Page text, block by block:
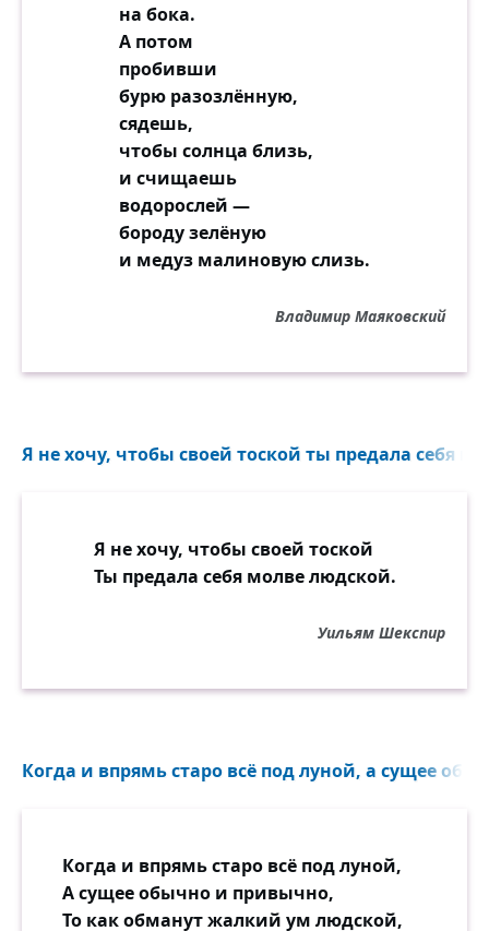
на бока.
А потом
пробивши
бурю разозлённую,
сядешь,
чтобы солнца близь,
и счищаешь
водорослей —
бороду зелёную
и медуз малиновую слизь.
Владимир Маяковский
Я не хочу, чтобы своей тоской ты предала себя
Я не хочу, чтобы своей тоской
Ты предала себя молве людской.
Уильям Шекспир
Когда и впрямь старо всё под луной, а сущее
Когда и впрямь старо всё под луной,
А сущее обычно и привычно,
То как обманут жалкий ум людской,